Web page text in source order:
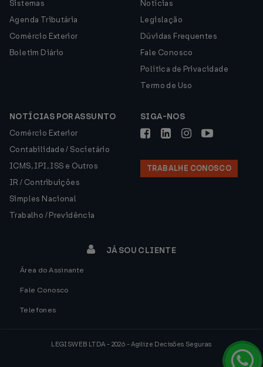
Sistemas
Agenda Tributária
Comércio Exterior
Boletim Diário
Notícias
Legislação
Dúvidas Frequentes
Fale Conosco
Política de Privacidade
Termo de Uso
NOTÍCIAS POR ASSUNTO
Comércio Exterior
Contabilidade / Societário
ICMS, IPI, ISS e Outros
IR / Contribuições
Simples Nacional
Trabalho / Previdência
SIGA-NOS
TRABALHE CONOSCO
JÁ SOU CLIENTE
Área do Assinante
Fale Conosco
Telefones
LEGISWEB LTDA - 2026 - Agilize Decisões Seguras